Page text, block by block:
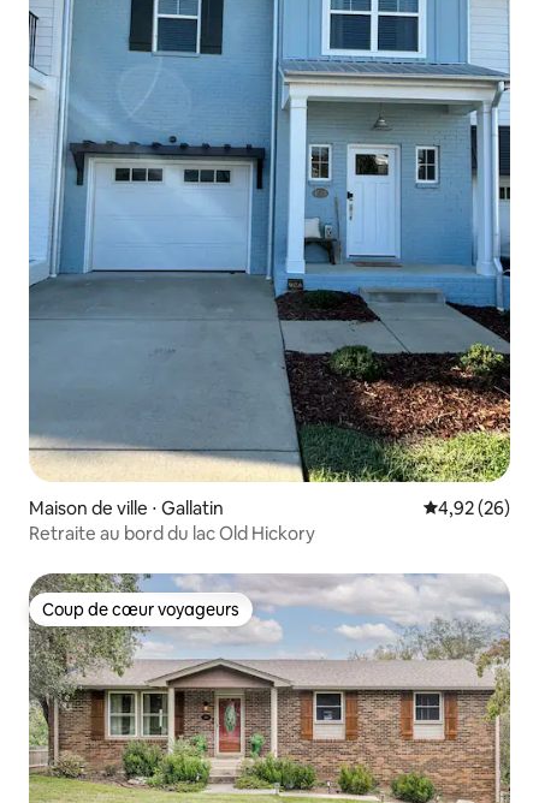
Maison de ville ⋅ Gallatin Évaluation
4,92 (26)
Retraite au bord du lac Old Hickory
Coup de cœur voyageurs
Coup de cœur voyageurs